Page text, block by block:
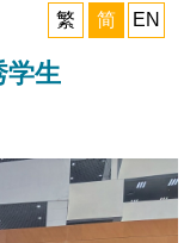
繁
简 EN
学生